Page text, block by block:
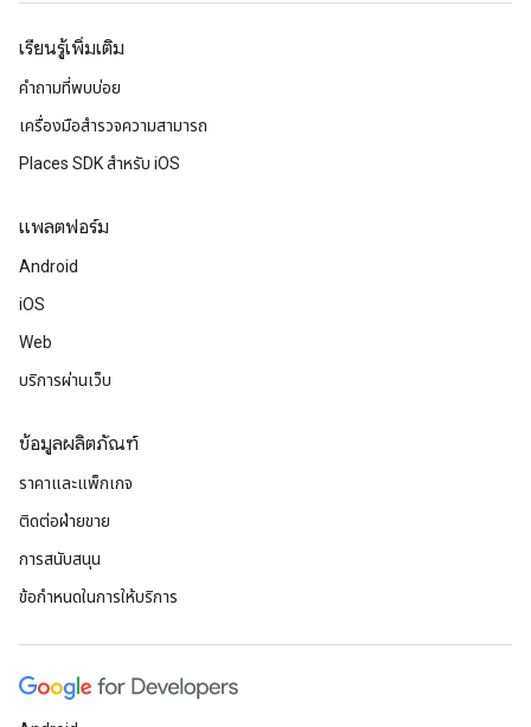
เรียนรู้เพิ่มเติม
คำถามที่พบบ่อย
เครื่องมือสำรวจความสามารถ
Places SDK สำหรับ iOS
แพลตฟอร์ม
Android
iOS
Web
บริการผ่านเว็บ
ข้อมูลผลิตภัณฑ์
ราคาและแพ็กเกจ
ติดต่อฝ่ายขาย
การสนับสนุน
ข้อกำหนดในการให้บริการ